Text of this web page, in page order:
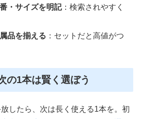
・サイズを明記：検索されやすく
品を揃える ：セットだと高値がつ
の1本は賢く選ぼう
したら、次は長く使える1本を。初